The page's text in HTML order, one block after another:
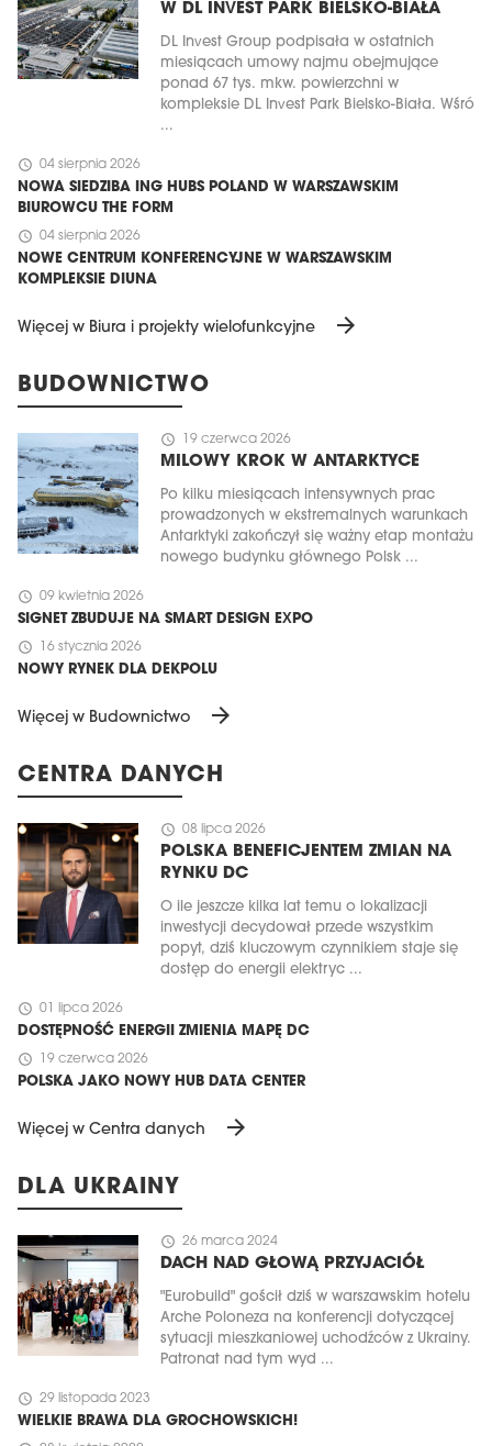
W DL INVEST PARK BIELSKO-BIAŁA
DL Invest Group podpisała w ostatnich
miesiącach umowy najmu obejmujące
ponad 67 tys. mkw. powierzchni w
kompleksie DL Invest Park Bielsko-Biała. Wśró
...
schedule 04 sierpnia 2026
NOWA SIEDZIBA ING HUBS POLAND W WARSZAWSKIM
BIUROWCU THE FORM
schedule 04 sierpnia 2026
NOWE CENTRUM KONFERENCYJNE W WARSZAWSKIM
KOMPLEKSIE DIUNA
Więcej w Biura i projekty wielofunkcyjne arrow_forward
BUDOWNICTWO
schedule 19 czerwca 2026
MILOWY KROK W ANTARKTYCE
Po kilku miesiącach intensywnych prac
prowadzonych w ekstremalnych warunkach
Antarktyki zakończył się ważny etap montażu
nowego budynku głównego Polsk ...
schedule 09 kwietnia 2026
SIGNET ZBUDUJE NA SMART DESIGN EXPO
schedule 16 stycznia 2026
NOWY RYNEK DLA DEKPOLU
Więcej w Budownictwo arrow_forward
CENTRA DANYCH
schedule 08 lipca 2026
POLSKA BENEFICJENTEM ZMIAN NA
RYNKU DC
O ile jeszcze kilka lat temu o lokalizacji
inwestycji decydował przede wszystkim
popyt, dziś kluczowym czynnikiem staje się
dostęp do energii elektryc ...
schedule 01 lipca 2026
DOSTĘPNOŚĆ ENERGII ZMIENIA MAPĘ DC
schedule 19 czerwca 2026
POLSKA JAKO NOWY HUB DATA CENTER
Więcej w Centra danych arrow_forward
DLA UKRAINY
schedule 26 marca 2024
DACH NAD GŁOWĄ PRZYJACIÓŁ
"Eurobuild" gościł dziś w warszawskim hotelu
Arche Poloneza na konferencji dotyczącej
sytuacji mieszkaniowej uchodźców z Ukrainy.
Patronat nad tym wyd ...
schedule 29 listopada 2023
WIELKIE BRAWA DLA GROCHOWSKICH!